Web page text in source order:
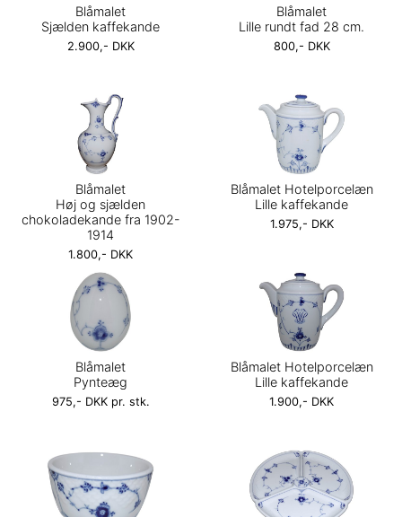
Blåmalet
Sjælden kaffekande
2.900,- DKK
Blåmalet
Lille rundt fad 28 cm.
800,- DKK
Blåmalet
Høj og sjælden
chokoladekande fra 1902-
1914
1.800,- DKK
Blåmalet Hotelporcelæn
Lille kaffekande
1.975,- DKK
Blåmalet
Pynteæg
975,- DKK pr. stk.
Blåmalet Hotelporcelæn
Lille kaffekande
1.900,- DKK